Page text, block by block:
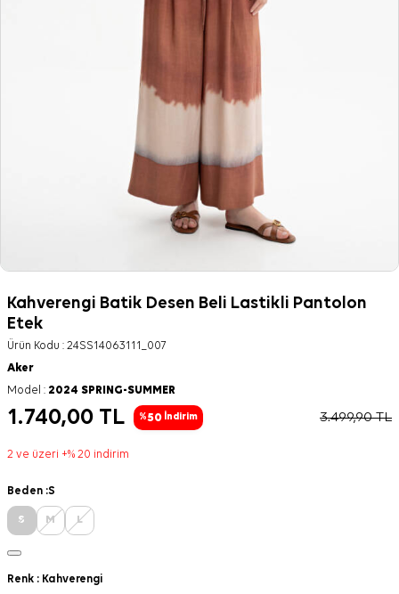
Kahverengi Batik Desen Beli Lastikli Pantolon
Etek
Ürün Kodu : 24SS14063111_007
Aker
Model : 2024 SPRING-SUMMER
1.740,00 TL %50 İndirim 3.499,90TL
2 ve üzeri +% 20 indirim
Beden :S
S M L
Renk : Kahverengi